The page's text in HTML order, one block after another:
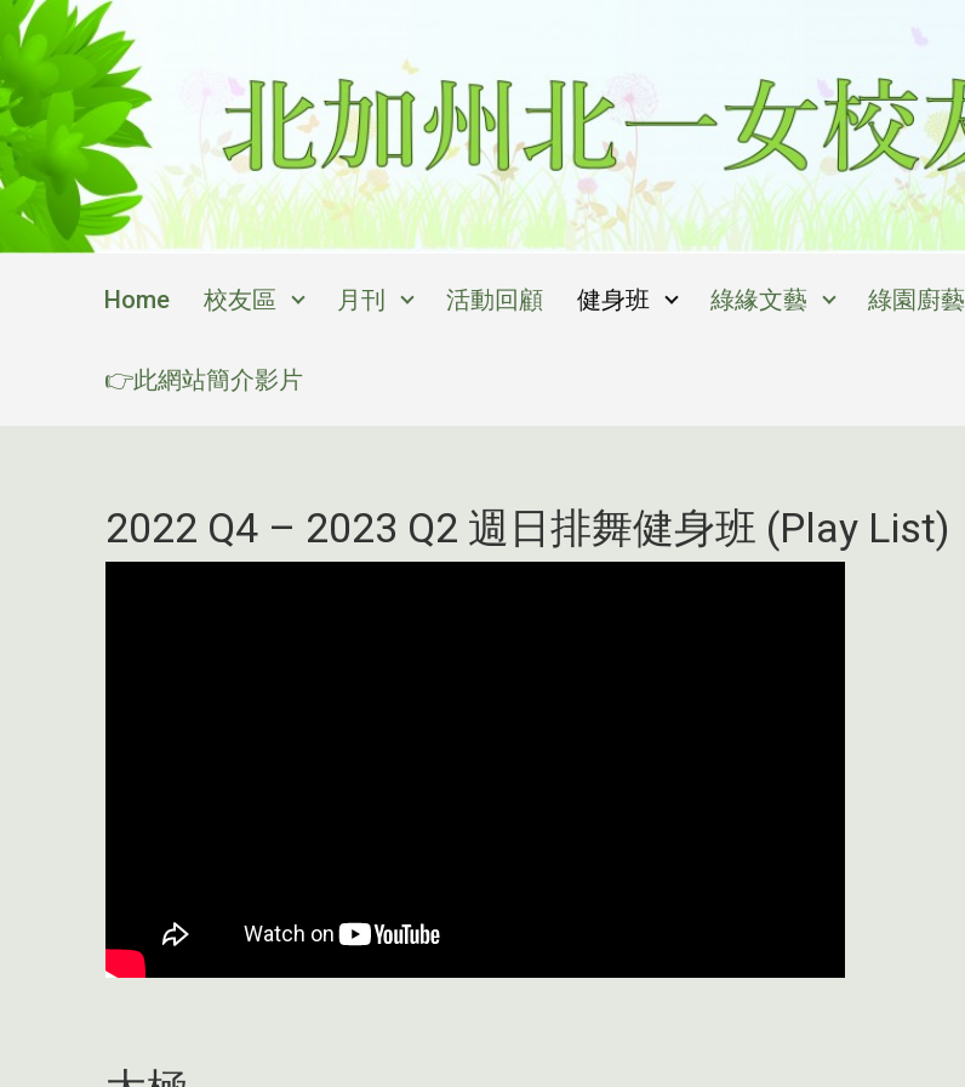
Skip to main content
Home 校友區 月刊 活動回顧 健身班 綠緣文藝 綠園廚藝
👉此網站簡介影片
2022 Q4 – 2023 Q2 週日排舞健身班 (Play List)